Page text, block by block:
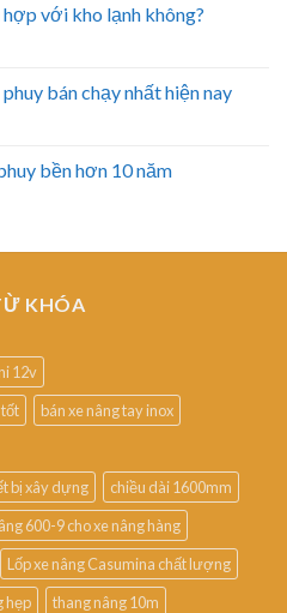
với kho lạnh không?
bán chạy nhất hiện nay
bền hơn 10 năm
KHÓA
12v
tốt
bán xe nâng tay inox
bị xây dựng
chiều dài 1600mm
600-9 cho xe nâng hàng
Lốp xe nâng Casumina chất lượng
hẹp
thang nâng 10m